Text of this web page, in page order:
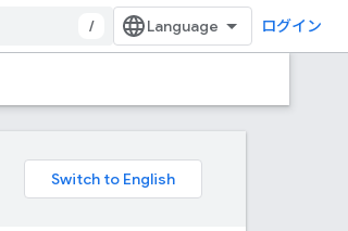
/ ログイン